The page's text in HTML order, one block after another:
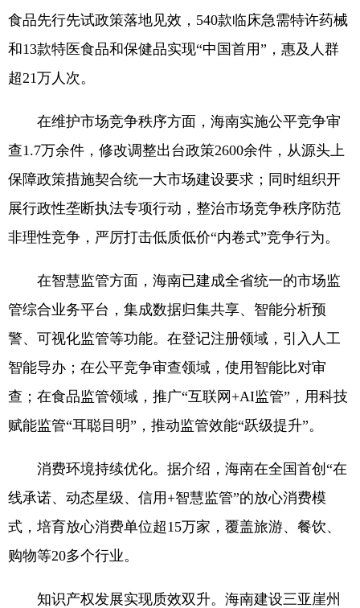
食品先行先试政策落地见效，540款临床急需特许药械
和13款特医食品和保健品实现“中国首用”，惠及人群
超21万人次。
在维护市场竞争秩序方面，海南实施公平竞争审
查1.7万余件，修改调整出台政策2600余件，从源头上
保障政策措施契合统一大市场建设要求；同时组织开
展行政性垄断执法专项行动，整治市场竞争秩序防范
非理性竞争，严厉打击低质低价“内卷式”竞争行为。
在智慧监管方面，海南已建成全省统一的市场监
管综合业务平台，集成数据归集共享、智能分析预
警、可视化监管等功能。在登记注册领域，引入人工
智能导办；在公平竞争审查领域，使用智能比对审
查；在食品监管领域，推广“互联网+AI监管”，用科技
赋能监管“耳聪目明”，推动监管效能“跃级提升”。
消费环境持续优化。据介绍，海南在全国首创“在
线承诺、动态星级、信用+智慧监管”的放心消费模
式，培育放心消费单位超15万家，覆盖旅游、餐饮、
购物等20多个行业。
知识产权发展实现质效双升。海南建设三亚崖州